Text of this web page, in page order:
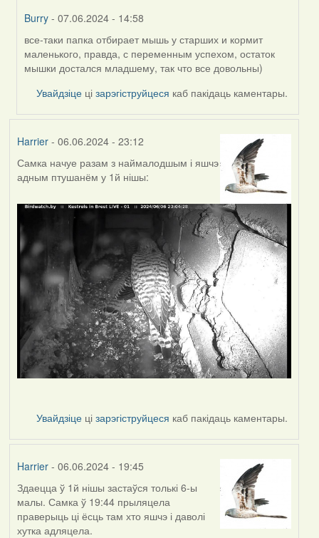
Burry - 07.06.2024 - 14:58
In
reply
to
все-таки папка отбирает мышь у старших и кормит
маленького, правда, с переменным успехом, остаток
мышки достался младшему, так что все довольны)
Увайдзіце цізарэгіструйцеся каб пакідаць каментары.
Harrier- 06.06.2024 - 23:12
Самка начуе разам з наймалодшым і яшчэ
адным птушанём у 1й нішы:
Увайдзіце цізарэгіструйцеся каб пакідаць каментары.
Harrier- 06.06.2024 - 19:45
Здаецца ў 1й нішы застаўся толькі 6-ы
малы. Самка ў 19:44 прыляцела
праверыць ці ёсць там хто яшчэ і даволі
хутка адляцела.